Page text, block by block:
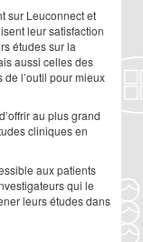
sur Leuconnect et
leur satisfaction
études sur la
aussi celles des
l’outil pour mieux
au plus grand
cliniques en
aux patients
qui le
leurs études dans